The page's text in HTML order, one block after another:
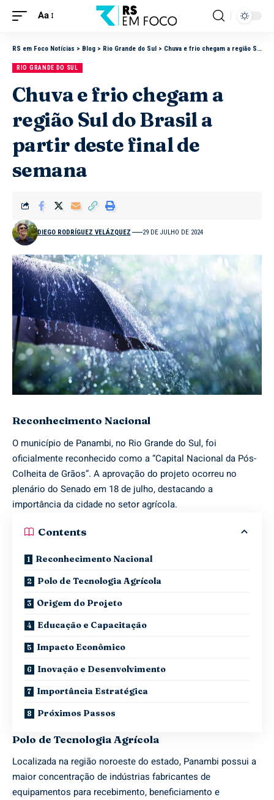
Aa
RS em Foco Notícias > Blog > Rio Grande do Sul > Chuva e frio chegam a região Sul do Brasil a partir deste final de semana
RIO GRANDE DO SUL
Chuva e frio chegam a
região Sul do Brasil a
partir deste final de
semana
DIEGO RODRÍGUEZ VELÁZQUEZ 29 DE JULHO DE 2024
Reconhecimento Nacional
O município de Panambi, no Rio Grande do Sul, foi
oficialmente reconhecido como a “Capital Nacional da Pós-
Colheita de Grãos”. A aprovação do projeto ocorreu no
plenário do Senado em 18 de julho, destacando a
importância da cidade no setor agrícola.
Contents
Reconhecimento Nacional
Polo de Tecnologia Agrícola
Origem do Projeto
Educação e Capacitação
Impacto Econômico
Inovação e Desenvolvimento
Importância Estratégica
Próximos Passos
Polo de Tecnologia Agrícola
Localizada na região noroeste do estado, Panambi possui a
maior concentração de indústrias fabricantes de
equipamentos para recebimento, beneficiamento e